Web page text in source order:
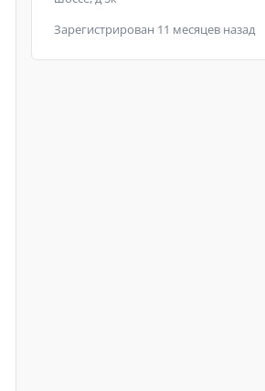
Зарегистрирован 11 месяцев назад